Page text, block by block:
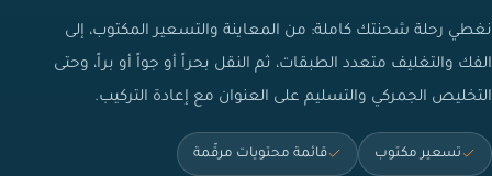
نغطي رحلة شحنتك كاملة: من المعاينة والتسعير المكتوب، إلى
الفك والتغليف متعدد الطبقات، ثم النقل بحراً أو جواً أو براً، وحتى
التخليص الجمركي والتسليم على العنوان مع إعادة التركيب.
تسعير مكتوب قائمة محتويات مرقّمة